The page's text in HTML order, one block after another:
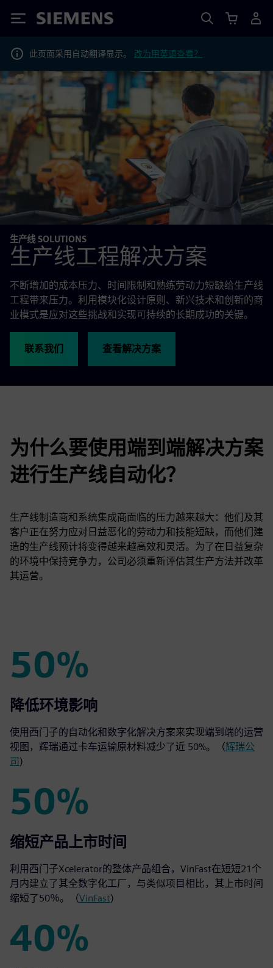
Siemens
此页面采用自动翻译显示。 改为用英语查看？
生产线 SOLUTIONS
生产线工程解决方案
不断增加的成本压力、时间限制和熟练劳动力短缺给生产线
工程带来压力。利用模块化设计原则、新兴技术和创新的商
业模式是应对这些挑战和实现可持续的长期成功的关键。
联系我们 查看解决方案
为什么要使用端到端解决方案
进行生产线自动化？
生产线制造商和系统集成商面临的压力越来越大：他们及其
客户正在努力应对日益恶化的劳动力和技能短缺，而他们建
造的生产线预计将变得越来越高效和灵活。为了在日益复杂
的环境中保持竞争力，公司必须重新评估其生产方法并改革
其运营。
50%
50%
降低环境影响
使用西门子的自动化和数字化解决方案来实现端到端的运营
视图，辉瑞通过卡车运输原材料减少了近 50%。（辉瑞公
司 )
50%
50%
缩短产品上市时间
利用西门子Xcelerator的整体产品组合，VinFast在短短21个
月内建立了其全数字化工厂，与类似项目相比，其上市时间
缩短了50％。（VinFast)
40%